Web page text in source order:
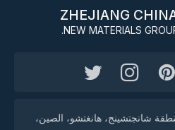
ZHEJIANG
NEW MATERIALS
منطقة شانجتشينج، هانغتشو، الصين،